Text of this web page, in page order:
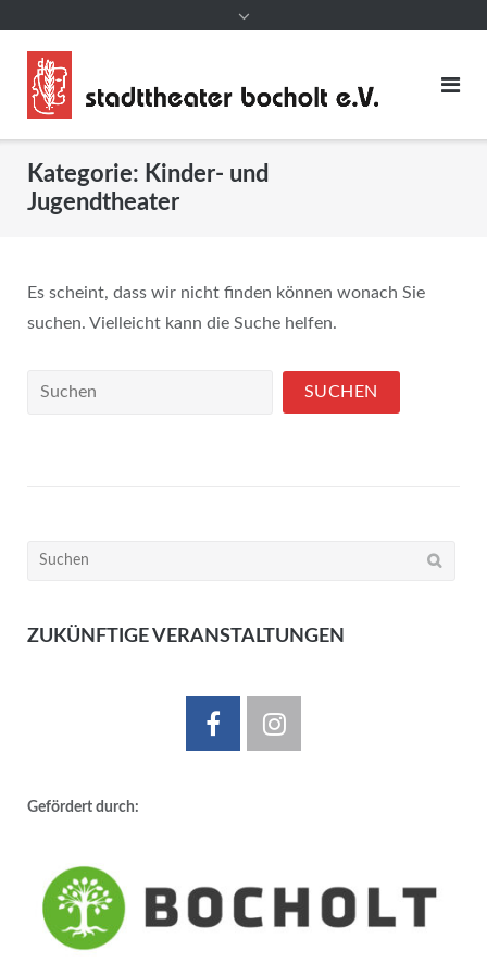
Kategorie: Kinder- und
Jugendtheater
Es scheint, dass wir nicht finden können wonach Sie
suchen. Vielleicht kann die Suche helfen.
Suchen
Suchen
ZUKÜNFTIGE VERANSTALTUNGEN
Gefördert durch: